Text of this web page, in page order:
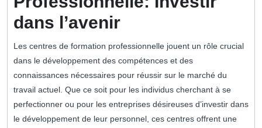
dans l’avenir
Les centres de formation professionnelle jouent un rôle crucial
dans le développement des compétences et des
connaissances nécessaires pour réussir sur le marché du
travail actuel. Que ce soit pour les individus cherchant à se
perfectionner ou pour les entreprises désireuses d’investir dans
le développement de leur personnel, ces centres offrent une